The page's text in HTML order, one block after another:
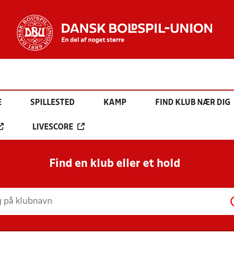
SPILLESTED KAMP FIND KLUB NÆR DIG
LIVESCORE
Find en klub eller et hold